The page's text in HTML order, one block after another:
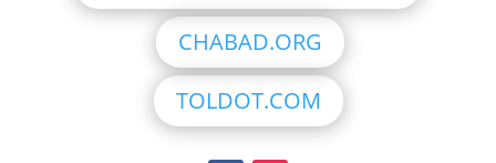
CHABAD.ORG
TOLDOT.COM